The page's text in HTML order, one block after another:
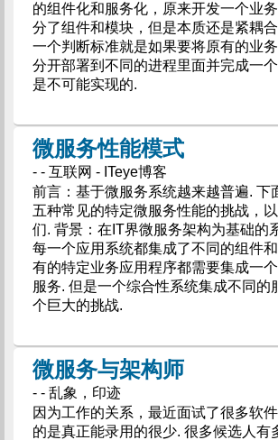
的组件化和服务化，原来开发一个业
分了组件和模块，但是本质还是紧耦
一个判断标准就是如果要将原有的业
分开部署到不同的进程里面并完成一
是不可能实现的.
微服务性能模式
- - 互联网 - ITeye博客
前言：基于微服务系统越来越普遍. 下
五种常见的特定微服务性能的挑战，
们. 背景：在IT界微服务架构为基础的
每一个应用系统都集成了不同的组件
有的特定业务应用程序都需要集成一
服务. 但是一个综合性系统集成不同的
个巨大的挑战.
微服务与架构师
- - 乱象，印迹
因为工作的关系，最近面试了很多软
的是真正能录用的很少. 很多候选人有